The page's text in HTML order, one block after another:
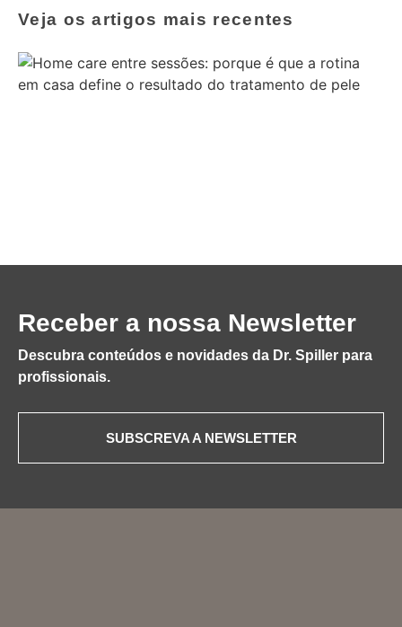
Veja os artigos mais recentes
Receber a nossa Newsletter
Descubra conteúdos e novidades da Dr. Spiller para
profissionais.
SUBSCREVA A NEWSLETTER